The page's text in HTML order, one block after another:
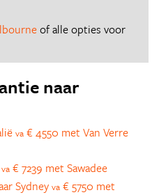
of alle opties voor
naar
va € 4550 met Van Verre
va € 7239 met Sawadee
Sydney va € 5750 met